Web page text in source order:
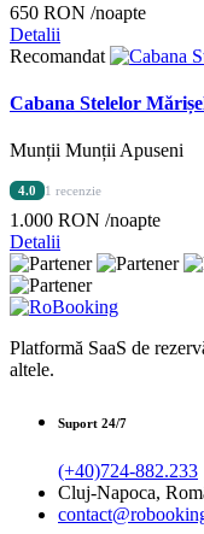
650 RON /noapte
Detalii
Recomandat
Cabana Stelelor
Munții Munții Apuseni
4.0 1 recenzie
1.000 RON /noapte
Detalii
Platformă SaaS de
altele.
Suport 24/7
(+40)724-882.233
Cluj-Napoca,